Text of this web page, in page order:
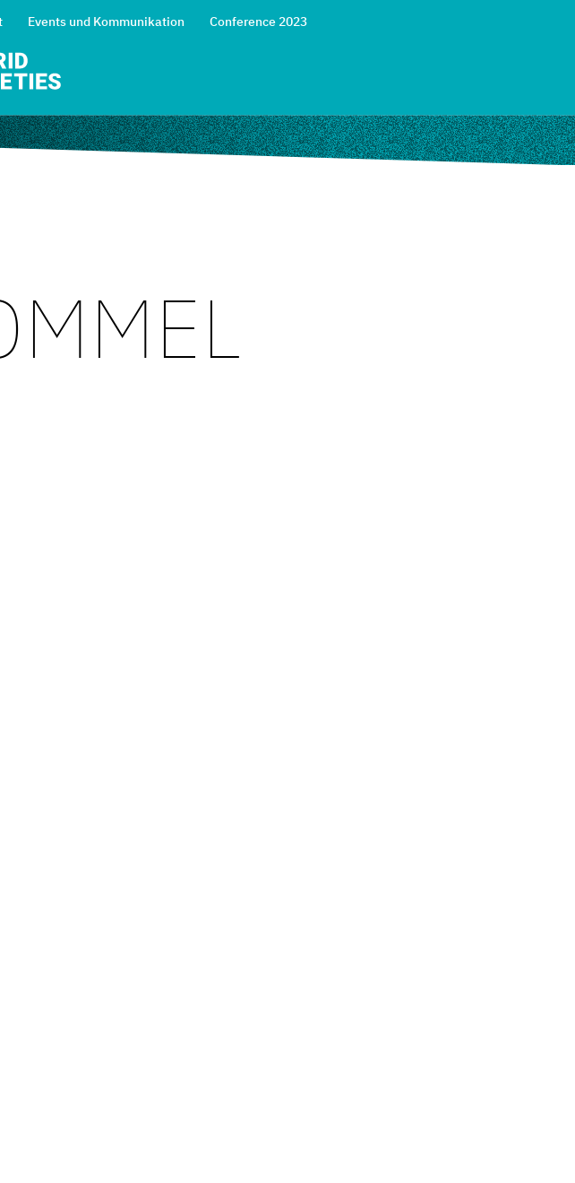
Events und Kommunikation Conference 2023